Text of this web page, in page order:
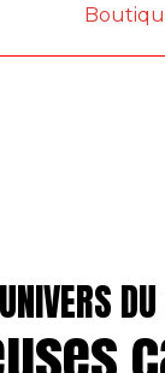
UNIVERS